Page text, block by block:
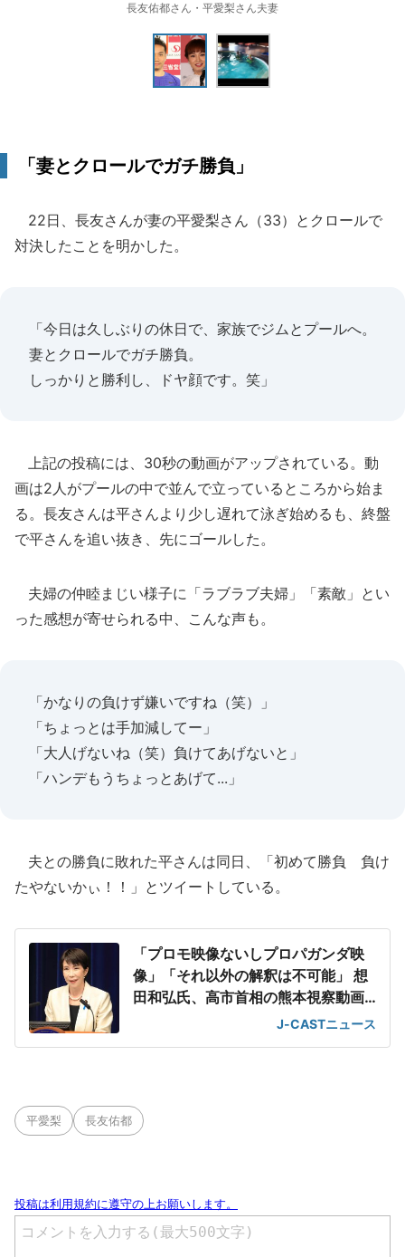
長友佑都さん・平愛梨さん夫妻
「妻とクロールでガチ勝負」
22日、長友さんが妻の平愛梨さん（33）とクロールで
対決したことを明かした。
「今日は久しぶりの休日で、家族でジムとプールへ。
妻とクロールでガチ勝負。
しっかりと勝利し、ドヤ顔です。笑」
上記の投稿には、30秒の動画がアップされている。動
画は2人がプールの中で並んで立っているところから始ま
る。長友さんは平さんより少し遅れて泳ぎ始めるも、終盤
で平さんを追い抜き、先にゴールした。
夫婦の仲睦まじい様子に「ラブラブ夫婦」「素敵」とい
った感想が寄せられる中、こんな声も。
「かなりの負けず嫌いですね（笑）」
「ちょっとは手加減してー」
「大人げないね（笑）負けてあげないと」
「ハンデもうちょっとあげて...」
夫との勝負に敗れた平さんは同日、「初めて勝負 負け
たやないかぃ！！」とツイートしている。
「プロモ映像ないしプロパガンダ映
像」「それ以外の解釈は不可能」 想
田和弘氏、高市首相の熊本視察動画
J-CASTニュース
平愛梨 長友佑都